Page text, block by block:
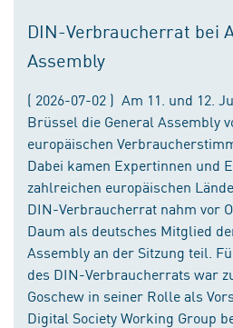
DIN-Verbraucherrat bei
Assembly
( 2026-07-02 ) Am 11. und 12.
Brüssel die General Assembly
europäischen
Dabei kamen Expertinnen und
zahlreichen europäischen
DIN-Verbraucherrat nahm vor
Daum als deutsches Mitglied
Assembly an der Sitzung teil.
des DIN-Verbraucherrats war
Goschew in seiner Rolle als
Digital Society Working Group